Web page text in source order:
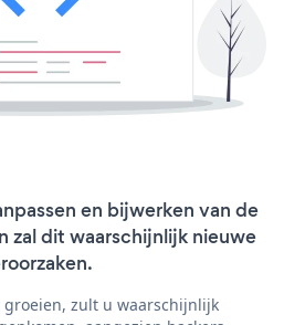
en bijwerken van de
zal dit waarschijnlijk nieuwe
zult u waarschijnlijk